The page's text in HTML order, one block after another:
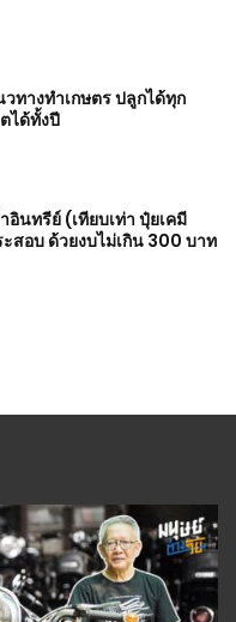
ทางทำเกษตร ปลูกได้ทุก
ได้ทั้งปี
อินทรีย์ (เทียบเท่า ปุ๋ยเคมี
อบ ด้วยงบไม่เกิน 300 บาท